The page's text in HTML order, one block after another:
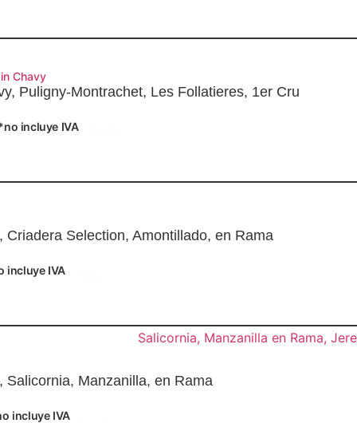
Chavy
Puligny-Montrachet, Les Follatieres, 1er Cru
incluye IVA
Criadera Selection, Amontillado, en Rama
incluye IVA
Salicornia, Manzanilla, en Rama
incluye IVA